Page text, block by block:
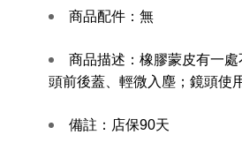
商品配件： 無
商品描述： 橡膠蒙皮有一
頭前後蓋、輕微入塵；鏡頭使
備註： 店保90天